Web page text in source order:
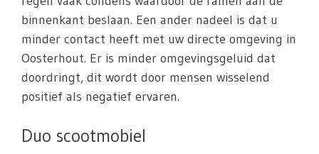
binnenkant beslaan. Een ander nadeel is dat u
minder contact heeft met uw directe omgeving in
Oosterhout. Er is minder omgevingsgeluid dat
doordringt, dit wordt door mensen wisselend
positief als negatief ervaren.
Duo scootmobiel